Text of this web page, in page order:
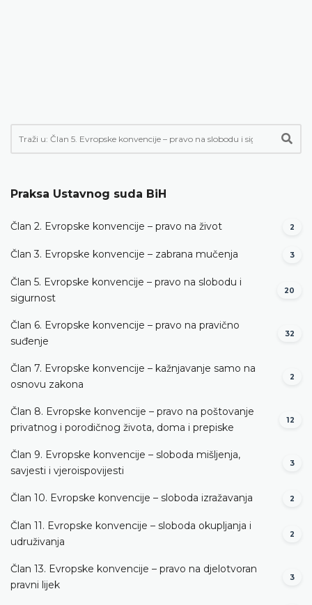
Praksa Ustavnog suda BiH
Član 2. Evropske konvencije – pravo na život 2
Član 3. Evropske konvencije – zabrana mučenja 3
Član 5. Evropske konvencije – pravo na slobodu i
sigurnost
20
Član 6. Evropske konvencije – pravo na pravično
suđenje
32
Član 7. Evropske konvencije – kažnjavanje samo na
osnovu zakona
2
Član 8. Evropske konvencije – pravo na poštovanje
privatnog i porodičnog života, doma i prepiske
12
Član 9. Evropske konvencije – sloboda mišljenja,
savjesti i vjeroispovijesti
3
Član 10. Evropske konvencije – sloboda izražavanja 2
Član 11. Evropske konvencije – sloboda okupljanja i
udruživanja
2
Član 13. Evropske konvencije – pravo na djelotvoran
pravni lijek
3